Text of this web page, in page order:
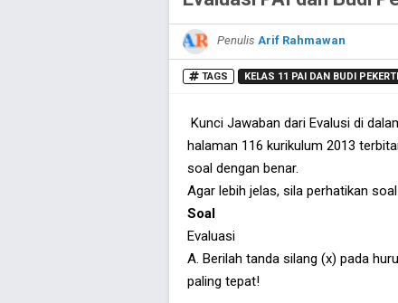
Penulis Arif Rahmawan
TAGS KELAS 11 PAI DAN BUDI
Kunci Jawaban dari Evalusi di
halaman 116 kurikulum 2013
soal dengan benar.
Agar lebih jelas, sila perhatikan
Soal
Evaluasi
A. Berilah tanda silang (x) pada
paling tepat!